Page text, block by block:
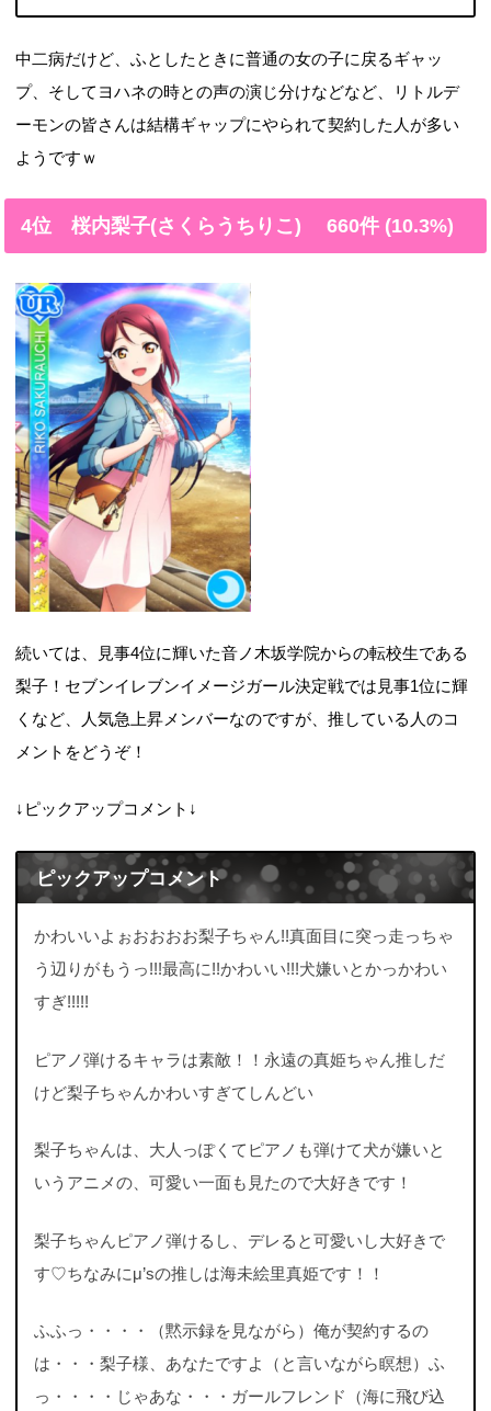
中二病だけど、ふとしたときに普通の女の子に戻るギャッ
プ、そしてヨハネの時との声の演じ分けなどなど、リトルデ
ーモンの皆さんは結構ギャップにやられて契約した人が多い
ようですｗ
4位 桜内梨子(さくらうちりこ) 660件 (10.3%)
続いては、見事4位に輝いた音ノ木坂学院からの転校生である
梨子！セブンイレブンイメージガール決定戦では見事1位に輝
くなど、人気急上昇メンバーなのですが、推している人のコ
メントをどうぞ！
↓ピックアップコメント↓
ピックアップコメント
かわいいよぉおおおお梨子ちゃん!!真面目に突っ走っちゃ
う辺りがもうっ!!!最高に!!かわいい!!!犬嫌いとかっかわい
すぎ!!!!!
ピアノ弾けるキャラは素敵！！永遠の真姫ちゃん推しだ
けど梨子ちゃんかわいすぎてしんどい
梨子ちゃんは、大人っぽくてピアノも弾けて犬が嫌いと
いうアニメの、可愛い一面も見たので大好きです！
梨子ちゃんピアノ弾けるし、デレると可愛いし大好きで
す♡ちなみにμ’sの推しは海未絵里真姫です！！
ふふっ・・・・（黙示録を見ながら）俺が契約するの
は・・・梨子様、あなたですよ（と言いながら瞑想）ふ
っ・・・・じゃあな・・・ガールフレンド（海に飛び込